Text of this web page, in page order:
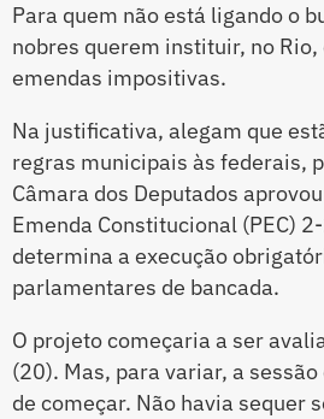
Para quem não está ligando o
nobres querem instituir, no
emendas impositivas.
Na justificativa, alegam que
regras municipais às federais,
Câmara dos Deputados
Emenda Constitucional (PEC)
determina a execução
parlamentares de bancada.
O projeto começaria a ser
(20). Mas, para variar, a
de começar. Não havia sequer